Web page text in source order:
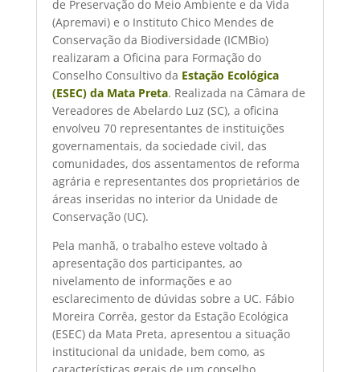
de Preservação do Meio Ambiente e da Vida
(Apremavi) e o Instituto Chico Mendes de
Conservação da Biodiversidade (ICMBio)
realizaram a Oficina para Formação do
Conselho Consultivo da Estação Ecológica
(ESEC) da Mata Preta. Realizada na Câmara de
Vereadores de Abelardo Luz (SC), a oficina
envolveu 70 representantes de instituições
governamentais, da sociedade civil, das
comunidades, dos assentamentos de reforma
agrária e representantes dos proprietários de
áreas inseridas no interior da Unidade de
Conservação (UC).
Pela manhã, o trabalho esteve voltado à
apresentação dos participantes, ao
nivelamento de informações e ao
esclarecimento de dúvidas sobre a UC. Fábio
Moreira Corrêa, gestor da Estação Ecológica
(ESEC) da Mata Preta, apresentou a situação
institucional da unidade, bem como, as